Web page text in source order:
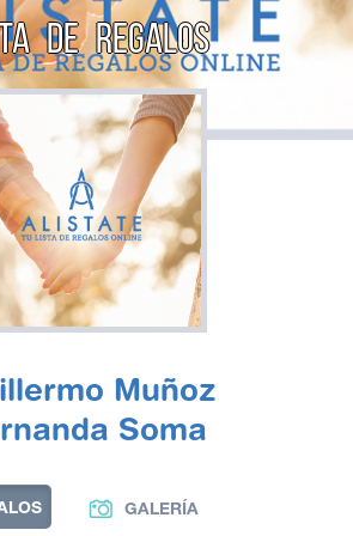
DE REGALOS
Muñoz
Soma
GALERÍA